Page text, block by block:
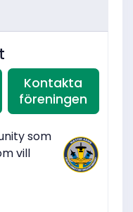
Kontakta
föreningen
som
vill